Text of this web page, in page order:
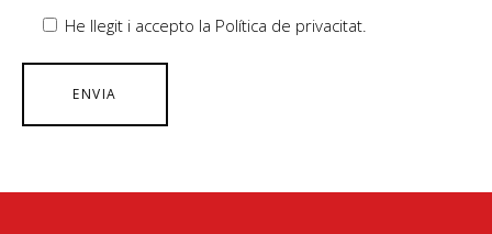
He llegit i accepto la Política de privacitat.